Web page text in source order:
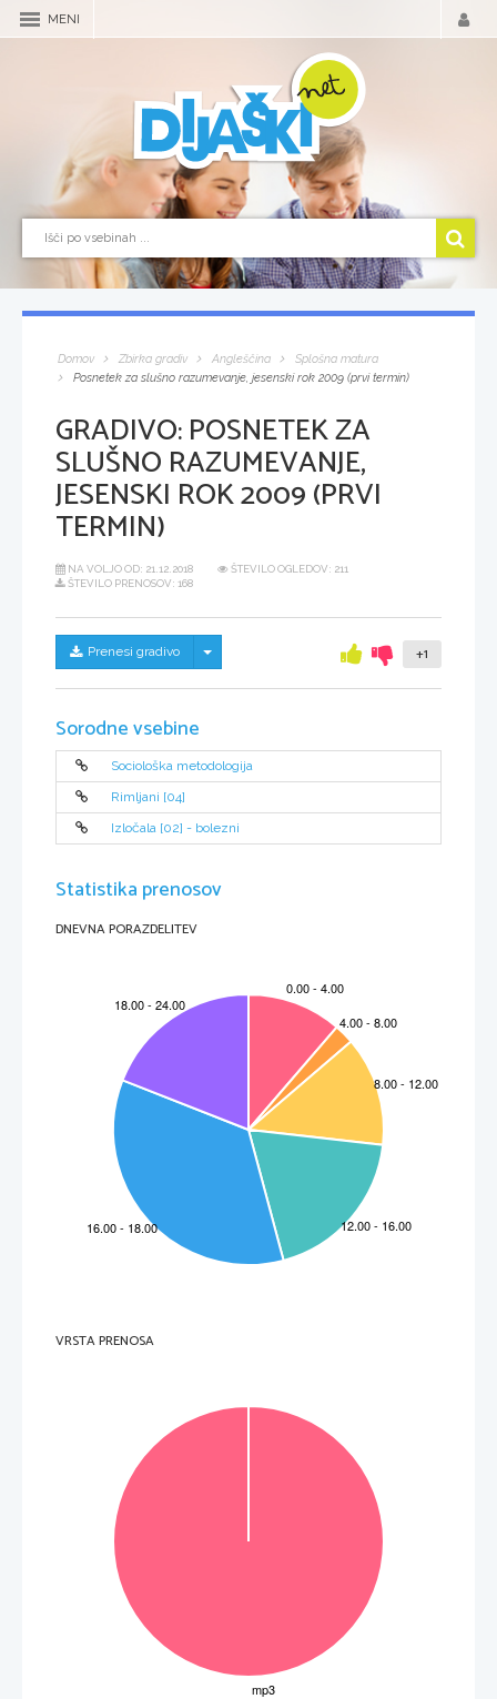
MENI
Domov Zbirka gradiv Angleščina
Splošna matura
Posnetek za slušno razumevanje, jesenski rok 2009 (prvi termin)
GRADIVO:POSNETEK ZA
SLUŠNO RAZUMEVANJE,
JESENSKI ROK 2009 (PRVI
TERMIN)
NA VOLJO OD: 21.12.2018
ŠTEVILO OGLEDOV: 211
ŠTEVILO PRENOSOV: 168
Prenesi gradivo Skrij/prikaži meni +1
Sorodne vsebine
Sociološka metodologija
Rimljani [04]
Izločala [02] - bolezni
Statistika prenosov
DNEVNA PORAZDELITEV
VRSTA PRENOSA